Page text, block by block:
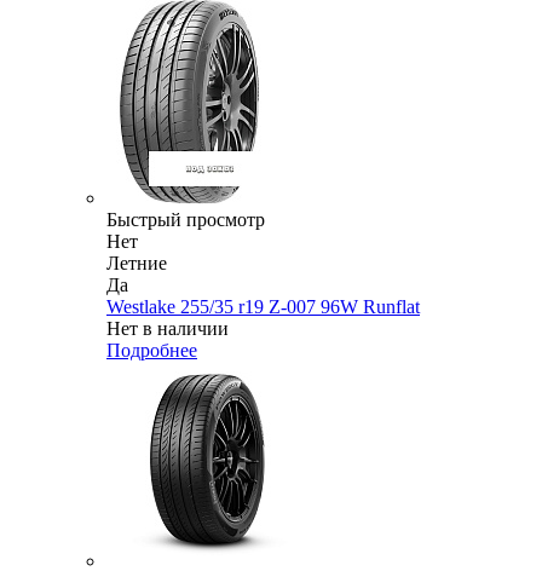
Быстрый просмотр
Нет
Летние
Да
Westlake 255/35 r19 Z-007 96W Runflat
Нет в наличии
Подробнее